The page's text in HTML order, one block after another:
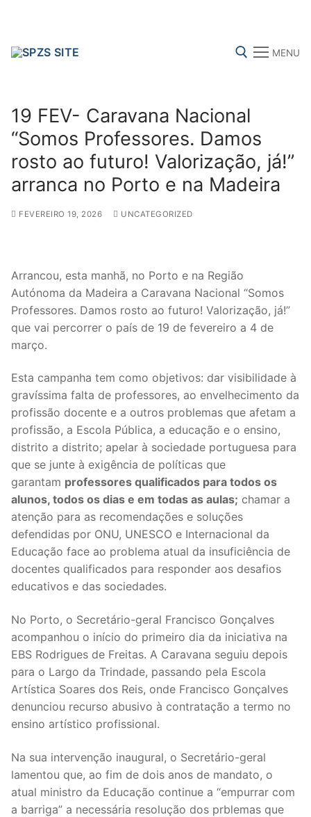
Search for:
MENU
FENPROF CGTP-IN FRENTE COMUM
Search
sindicalização
Notícias
Legislação
PRÉ-ESCOLAR
1º CICLO
2º/3º CEB / SECUNDÁRIO
ENSINO ARTÍSTICO
EDUCAÇÃO ESPECIAL
PARTICULAR / IPSS / MISERICÓRDIAS
ENSINO SUPERIOR
DOCENTES APOSENTADOS
Formação
Área de Sócios
Revista Intervir
Contactos
19 FEV- Caravana Nacional
“Somos Professores. Damos
rosto ao futuro! Valorização, já!”
arranca no Porto e na Madeira
FEVEREIRO 19, 2026 UNCATEGORIZED
Arrancou, esta manhã, no Porto e na Região
Autónoma da Madeira a Caravana Nacional “Somos
Professores. Damos rosto ao futuro! Valorização, já!”
que vai percorrer o país de 19 de fevereiro a 4 de
março.
Esta campanha tem como objetivos: dar visibilidade à
gravíssima falta de professores, ao envelhecimento da
profissão docente e a outros problemas que afetam a
profissão, a Escola Pública, a educação e o ensino,
distrito a distrito; apelar à sociedade portuguesa para
que se junte à exigência de políticas que
garantam professores qualificados para todos os
alunos, todos os dias e em todas as aulas; chamar a
atenção para as recomendações e soluções
defendidas por ONU, UNESCO e Internacional da
Educação face ao problema atual da insuficiência de
docentes qualificados para responder aos desafios
educativos e das sociedades.
No Porto, o Secretário-geral Francisco Gonçalves
acompanhou o início do primeiro dia da iniciativa na
EBS Rodrigues de Freitas. A Caravana seguiu depois
para o Largo da Trindade, passando pela Escola
Artística Soares dos Reis, onde Francisco Gonçalves
denunciou recurso abusivo à contratação a termo no
ensino artístico profissional.
Na sua intervenção inaugural, o Secretário-geral
lamentou que, ao fim de dois anos de mandato, o
atual ministro da Educação continue a “empurrar com
a barriga” a necessária resolução dos prblemas que